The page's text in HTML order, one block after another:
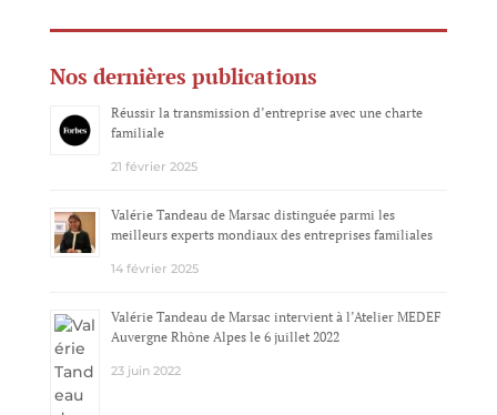
Nos dernières publications
Réussir la transmission d’entreprise avec une charte
familiale
21 février 2025
Valérie Tandeau de Marsac distinguée parmi les
meilleurs experts mondiaux des entreprises familiales
14 février 2025
Valérie Tandeau de Marsac intervient à l’Atelier MEDEF
Auvergne Rhône Alpes le 6 juillet 2022
23 juin 2022